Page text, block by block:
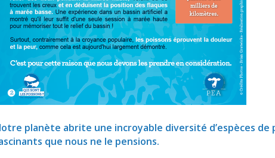
planète abrite une incroyable diversité d’espèces de
que nous ne le pensions.